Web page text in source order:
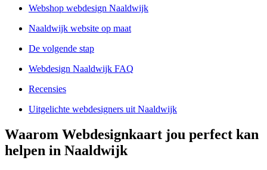
Webshop webdesign Naaldwijk
Naaldwijk website op maat
De volgende stap
Webdesign Naaldwijk FAQ
Recensies
Uitgelichte webdesigners uit Naaldwijk
Waarom Webdesignkaart jou perfect kan
helpen in Naaldwijk